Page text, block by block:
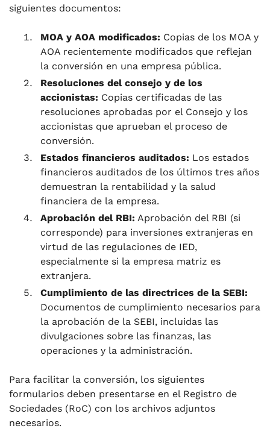
siguientes documentos:
MOA y AOA modificados: Copias de los MOA y
AOA recientemente modificados que reflejan
la conversión en una empresa pública.
Resoluciones del consejo y de los
accionistas: Copias certificadas de las
resoluciones aprobadas por el Consejo y los
accionistas que aprueban el proceso de
conversión.
Estados financieros auditados: Los estados
financieros auditados de los últimos tres años
demuestran la rentabilidad y la salud
financiera de la empresa.
Aprobación del RBI: Aprobación del RBI (si
corresponde) para inversiones extranjeras en
virtud de las regulaciones de IED,
especialmente si la empresa matriz es
extranjera.
Cumplimiento de las directrices de la SEBI:
Documentos de cumplimiento necesarios para
la aprobación de la SEBI, incluidas las
divulgaciones sobre las finanzas, las
operaciones y la administración.
Para facilitar la conversión, los siguientes
formularios deben presentarse en el Registro de
Sociedades (RoC) con los archivos adjuntos
necesarios.